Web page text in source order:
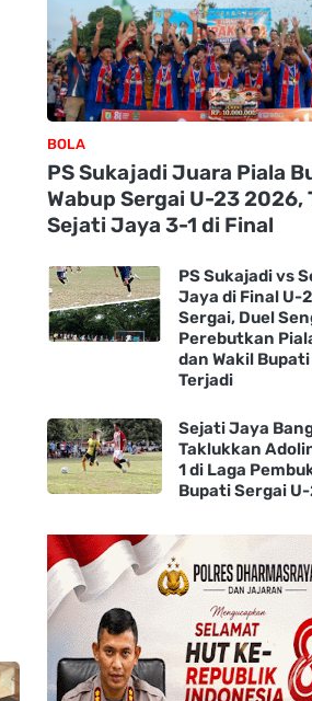
BOLA
PS Sukajadi Juara Piala
Wabup Sergai U-23 2026,
Sejati Jaya 3-1 di Final
PS Sukajadi vs
Jaya di Final U-
Sergai, Duel
Perebutkan
dan Wakil
Terjadi
Sejati Jaya
Taklukkan
1 di Laga
Bupati Sergai